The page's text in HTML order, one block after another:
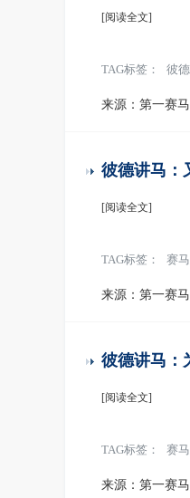
[阅读全文]
TAG标签： 彼
来源：第一赛马
彼德讲马：
[阅读全文]
TAG标签： 赛马
来源：第一赛马
彼德讲马：
[阅读全文]
TAG标签： 赛马
来源：第一赛马